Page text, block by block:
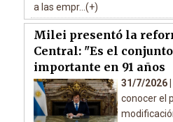
a las empr...(+)
Milei presentó la
Central: "Es el
importante en 91 años
31/7/2026 |
conocer el